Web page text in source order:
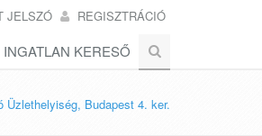
JELSZÓ REGISZTRÁCIÓ
INGATLAN KERESŐ
Üzlethelyiség, Budapest 4. ker.